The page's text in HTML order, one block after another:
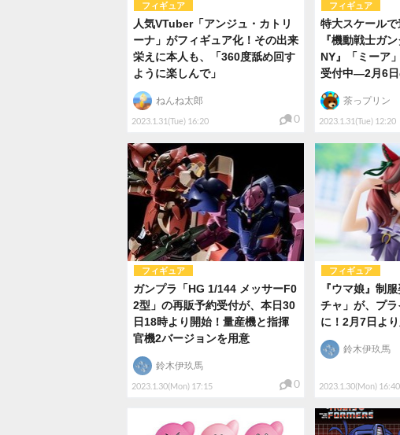
フィギュア
人気VTuber「アンジュ・カトリ
ーナ」がフィギュア化！その出来
栄えに本人も、「360度舐め回す
ように楽しんで」
2023.1.31(Tue) 16:20
ねんね太郎
0
フィギュア
特大スケールで
『機動戦士ガ
NY』「ミーア
受付中―2月6
2023.1.31(Tue) 12:20
茶っプリン
フィギュア
ガンプラ「HG 1/144 メッサーF0
2型」の再販予約受付が、本日30
日18時より開始！量産機と指揮
官機2バージョンを用意
2023.1.30(Mon) 17:15
鈴木伊玖馬
0
フィギュア
『ウマ娘』制
チャ」が、プ
に！2月7日よ
2023.1.30(Mon) 16:40
鈴木伊玖馬